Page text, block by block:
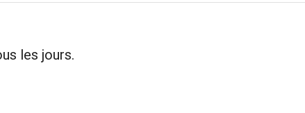
les jours.